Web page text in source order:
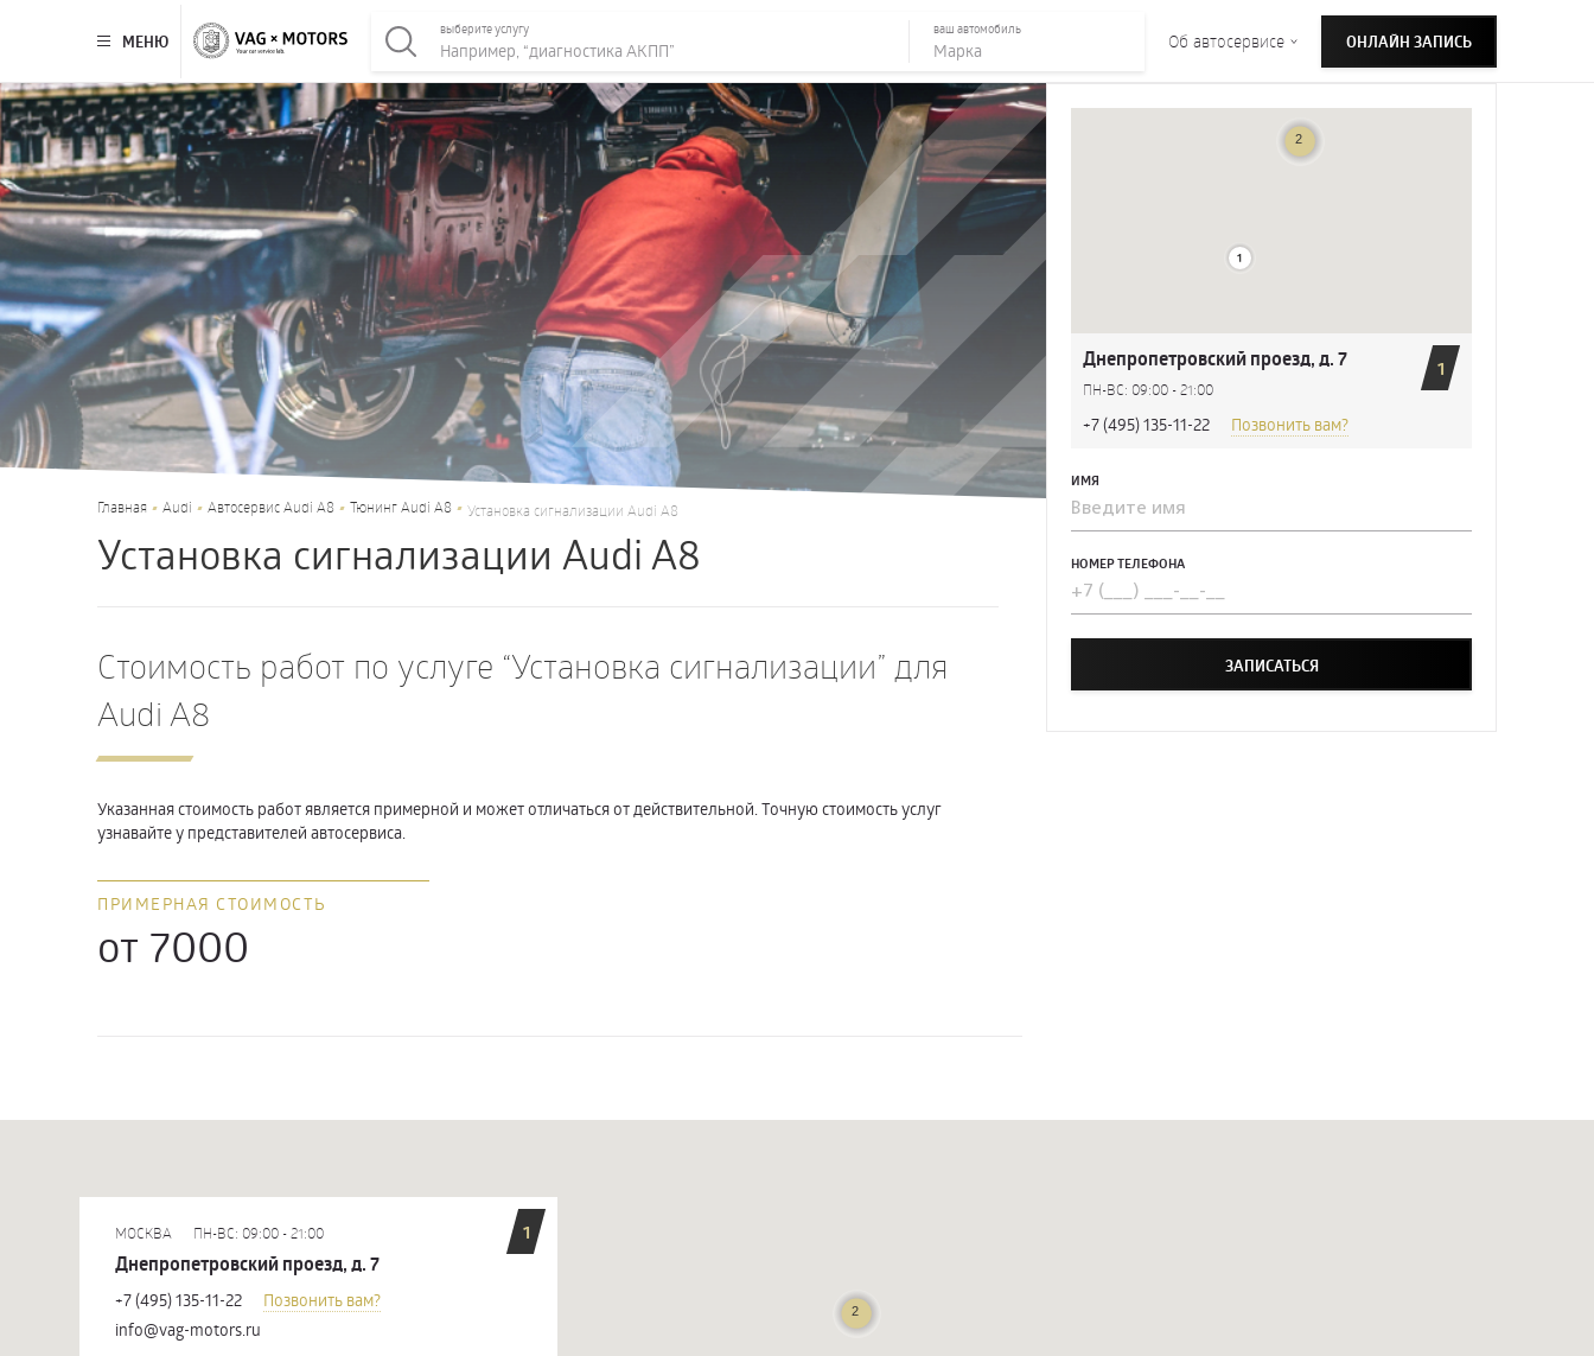
МЕНЮ
выберите услугу ваш автомобиль
Об автосервисе ОНЛАЙН ЗАПИСЬ
1
Днепропетровский проезд, д. 7
ПН-ВС: 09:00 - 21:00
+7 (495) 135-11-22 Позвонить вам?
ИМЯ
НОМЕР ТЕЛЕФОНА
ЗАПИСАТЬСЯ
Главная Audi Автосервис Audi A8 Тюнинг Audi A8 Установка сигнализации Audi A8
Установка сигнализации Audi A8
Стоимость работ по услуге “Установка сигнализации” для
Audi A8
Указанная стоимость работ является примерной и может отличаться от действительной. Точную стоимость услуг
узнавайте у представителей автосервиса.
ПРИМЕРНАЯ СТОИМОСТЬ
от 7000
1
МОСКВА ПН-ВС: 09:00 - 21:00
Днепропетровский проезд, д. 7
+7 (495) 135-11-22
Позвонить вам?
info@vag-motors.ru